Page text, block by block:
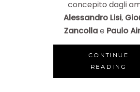
concepito dagli
Alessandro Lisi,
Zancollae Paulo
CONTINUE
READING